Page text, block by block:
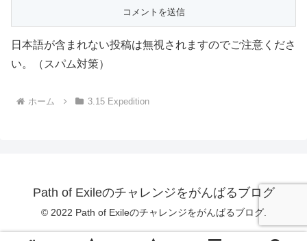
日本語が含まれない投稿は無視されますのでご注意くださ
い。（スパム対策）
ホーム 3.15 Expedition
Path of Exileのチャレンジをがんばるブログ
© 2022 Path of Exileのチャレンジをがんばるブログ.